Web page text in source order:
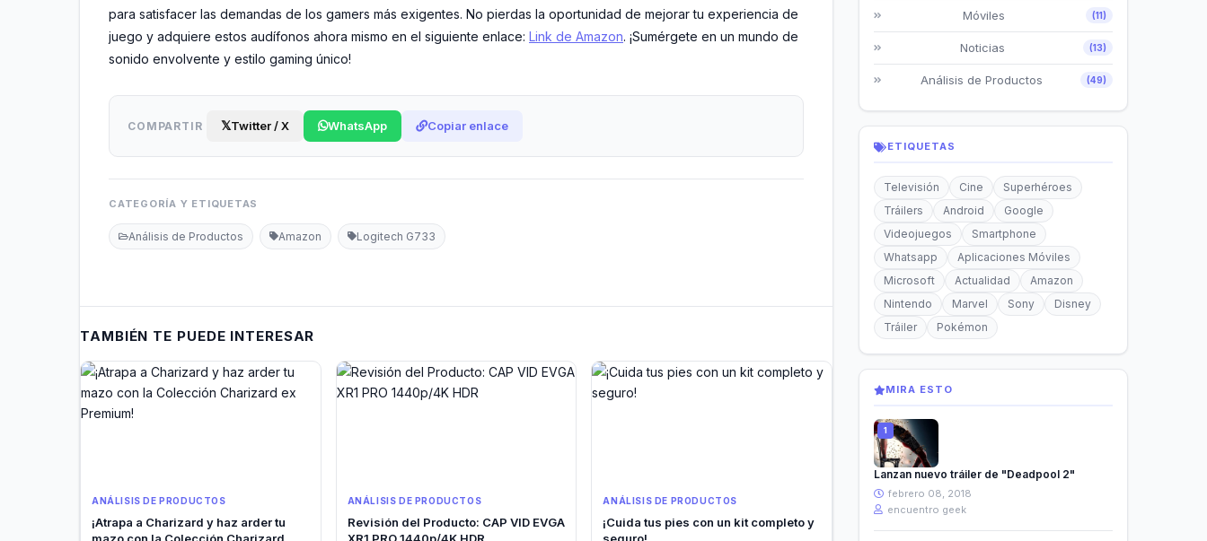
para satisfacer las demandas de los gamers más exigentes. No pierdas la oportunidad de mejorar tu experiencia de
juego y adquiere estos audífonos ahora mismo en el siguiente enlace: Link de Amazon. ¡Sumérgete en un mundo de
sonido envolvente y estilo gaming único!
COMPARTIR 𝕏Twitter / X WhatsApp Copiar enlace
CATEGORÍA Y ETIQUETAS
Análisis de Productos Amazon Logitech G733
TAMBIÉN TE PUEDE INTERESAR
ANÁLISIS DE PRODUCTOS
¡Atrapa a Charizard y haz arder tu
mazo con la Colección Charizard
ANÁLISIS DE PRODUCTOS
Revisión del Producto: CAP VID EVGA
XR1 PRO 1440p/4K HDR
ANÁLISIS DE PRODUCTOS
¡Cuida tus pies con un kit completo y
seguro!
Móviles (11)
Noticias (13)
Análisis de Productos (49)
ETIQUETAS
Televisión Cine
Superhéroes
Tráilers
Android
Google
Videojuegos
Smartphone
Whatsapp
Aplicaciones Móviles
Microsoft
Actualidad
Amazon
Nintendo
Marvel Sony
Disney
Tráiler
Pokémon
MIRA ESTO
Lanzan nuevo tráiler de "Deadpool 2"
febrero 08, 2018
encuentro geek